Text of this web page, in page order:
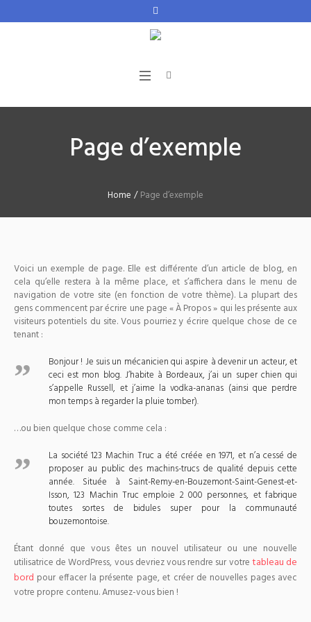
Page d’exemple
Home /Page d’exemple
Voici un exemple de page. Elle est différente d’un article de blog, en
cela qu’elle restera à la même place, et s’affichera dans le menu de
navigation de votre site (en fonction de votre thème). La plupart des
gens commencent par écrire une page « À Propos » qui les présente aux
visiteurs potentiels du site. Vous pourriez y écrire quelque chose de ce
tenant :
Bonjour ! Je suis un mécanicien qui aspire à devenir un acteur, et
ceci est mon blog. J’habite à Bordeaux, j’ai un super chien qui
s’appelle Russell, et j’aime la vodka-ananas (ainsi que perdre
mon temps à regarder la pluie tomber).
…ou bien quelque chose comme cela :
La société 123 Machin Truc a été créée en 1971, et n’a cessé de
proposer au public des machins-trucs de qualité depuis cette
année. Située à Saint-Remy-en-Bouzemont-Saint-Genest-et-
Isson, 123 Machin Truc emploie 2 000 personnes, et fabrique
toutes sortes de bidules super pour la communauté
bouzemontoise.
Étant donné que vous êtes un nouvel utilisateur ou une nouvelle
utilisatrice de WordPress, vous devriez vous rendre sur votretableau de
bord pour effacer la présente page, et créer de nouvelles pages avec
votre propre contenu. Amusez-vous bien !